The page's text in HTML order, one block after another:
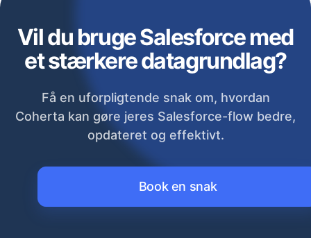
Vil du bruge Salesforce med
et stærkere datagrundlag?
Få en uforpligtende snak om, hvordan
Coherta kan gøre jeres Salesforce-flow bedre,
opdateret og effektivt.
Book en snak